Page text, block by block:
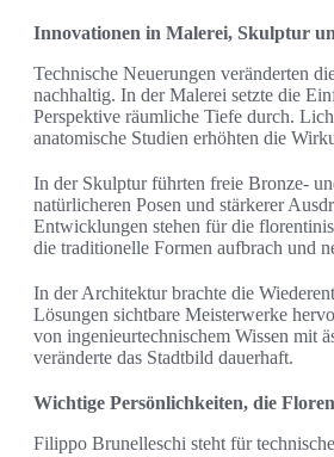
Innovationen in Malerei, Skulptur
Technische Neuerungen veränderten
nachhaltig. In der Malerei setzte die
Perspektive räumliche Tiefe durch.
anatomische Studien erhöhten die
In der Skulptur führten freie Bronze-
natürlicheren Posen und stärkerer
Entwicklungen stehen für die
die traditionelle Formen aufbrach und
In der Architektur brachte die
Lösungen sichtbare Meisterwerke
von ingenieurtechnischem Wissen mit
veränderte das Stadtbild dauerhaft.
Wichtige Persönlichkeiten, die
Filippo Brunelleschi steht für